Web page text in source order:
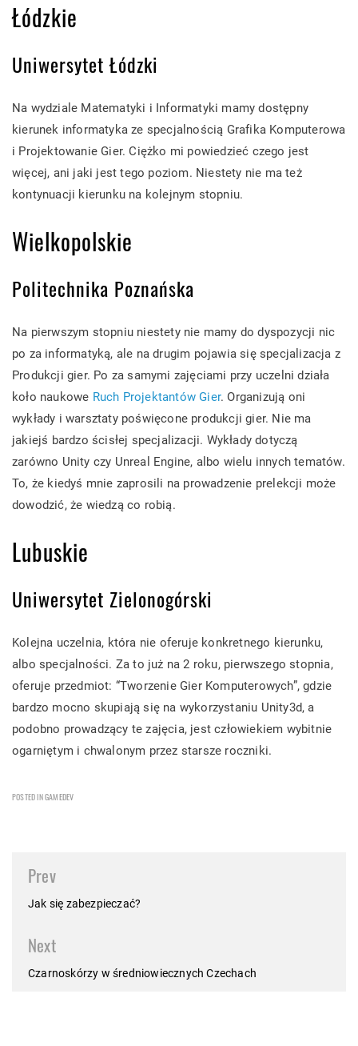
Łódzkie
Uniwersytet Łódzki
Na wydziale Matematyki i Informatyki mamy dostępny
kierunek informatyka ze specjalnością Grafika Komputerowa
i Projektowanie Gier. Ciężko mi powiedzieć czego jest
więcej, ani jaki jest tego poziom. Niestety nie ma też
kontynuacji kierunku na kolejnym stopniu.
Wielkopolskie
Politechnika Poznańska
Na pierwszym stopniu niestety nie mamy do dyspozycji nic
po za informatyką, ale na drugim pojawia się specjalizacja z
Produkcji gier. Po za samymi zajęciami przy uczelni działa
koło naukowe Ruch Projektantów Gier. Organizują oni
wykłady i warsztaty poświęcone produkcji gier. Nie ma
jakiejś bardzo ścisłej specjalizacji. Wykłady dotyczą
zarówno Unity czy Unreal Engine, albo wielu innych tematów.
To, że kiedyś mnie zaprosili na prowadzenie prelekcji może
dowodzić, że wiedzą co robią.
Lubuskie
Uniwersytet Zielonogórski
Kolejna uczelnia, która nie oferuje konkretnego kierunku,
albo specjalności. Za to już na 2 roku, pierwszego stopnia,
oferuje przedmiot: “Tworzenie Gier Komputerowych”, gdzie
bardzo mocno skupiają się na wykorzystaniu Unity3d, a
podobno prowadzący te zajęcia, jest człowiekiem wybitnie
ogarniętym i chwalonym przez starsze roczniki.
POSTED INGAMEDEV
Post
navigation
Prev
Jak się zabezpieczać?
Next
Czarnoskórzy w średniowiecznych Czechach